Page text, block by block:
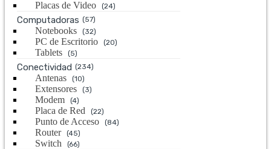
Placas de Video (24)
Computadoras (57)
Notebooks (32)
PC de Escritorio (20)
Tablets (5)
Conectividad (234)
Antenas (10)
Extensores (3)
Modem (4)
Placa de Red (22)
Punto de Acceso (84)
Router (45)
Switch (66)